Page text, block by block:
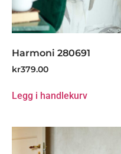
Harmoni 280691
kr379.00
Legg i handlekurv